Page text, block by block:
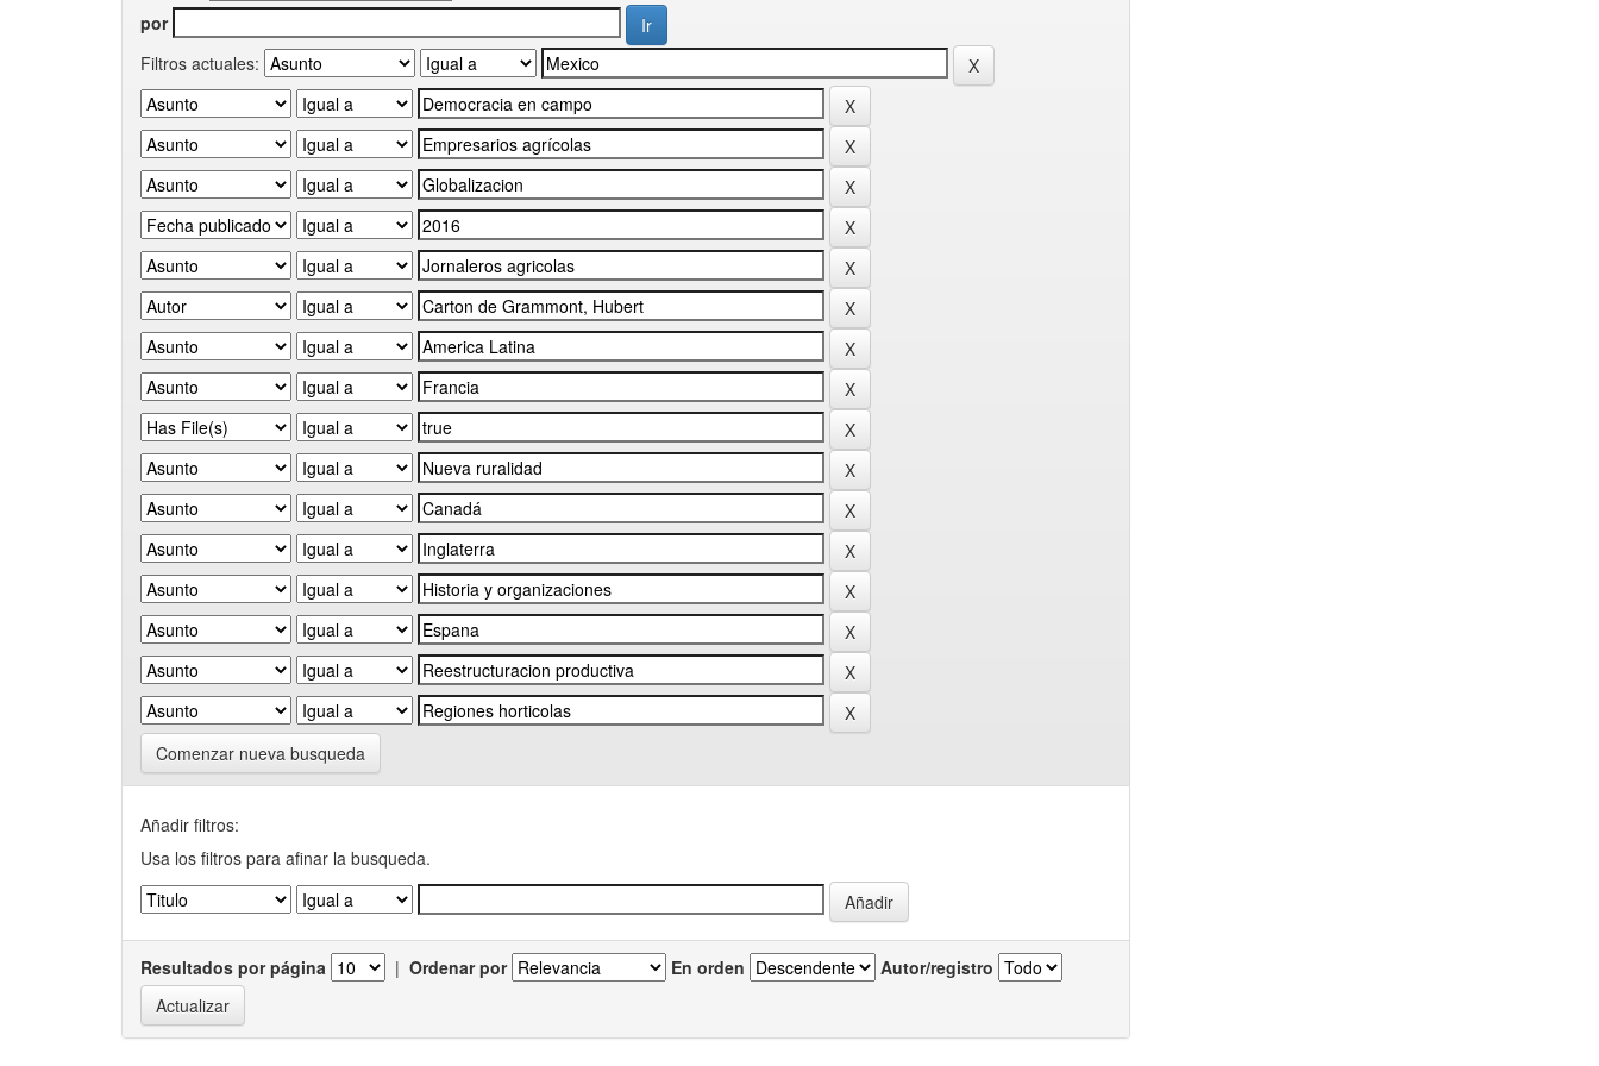
por
Filtros actuales:
Comenzar nueva busqueda
Añadir filtros:
Usa los filtros para afinar la busqueda.
Resultados por página | Ordenar por En orden Autor/registro